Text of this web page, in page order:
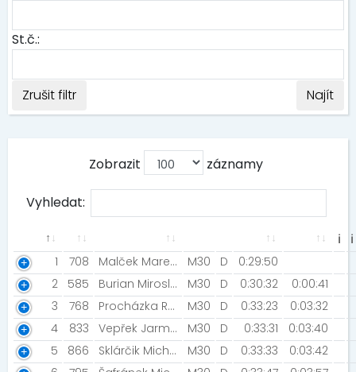
St.č.:
Zrušit filtr Najít
Zobrazit záznamy
Vyhledat:
ℹ
ℹ
1
708 Malček Marek [ŠK Trian UMB Banská Bystrica ] M30 D
0:29:50
2
585 Burian Miroslav [Night Run Team] M30 D 0:30:32
0:00:41
3
768 Procházka Roman M30 D 0:33:23
0:03:32
4
833 Vepřek Jarmil [Šneci v běhu] M30 D 0:33:31
0:03:40
5
866 Sklárčik Michal M30 D 0:33:33
0:03:42